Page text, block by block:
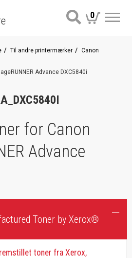
0
Til andre printermærker Canon
Advance DXC5840i
for Canon
Advance
Toner by Xerox®
toner fra Xerox,